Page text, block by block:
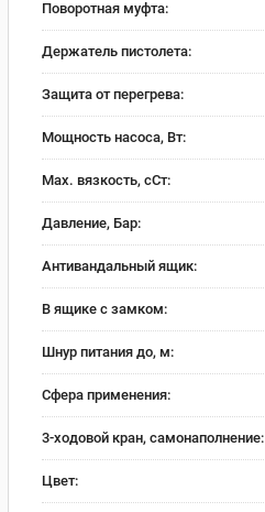
Поворотная муфта:
Держатель пистолета:
Защита от перегрева:
Мощность насоса, Вт:
Max. вязкость, сСт:
Давление, Бар:
Антивандальный ящик:
В ящике с замком:
Шнур питания до, м:
Сфера применения:
3-ходовой кран, самонаполнение:
Цвет: